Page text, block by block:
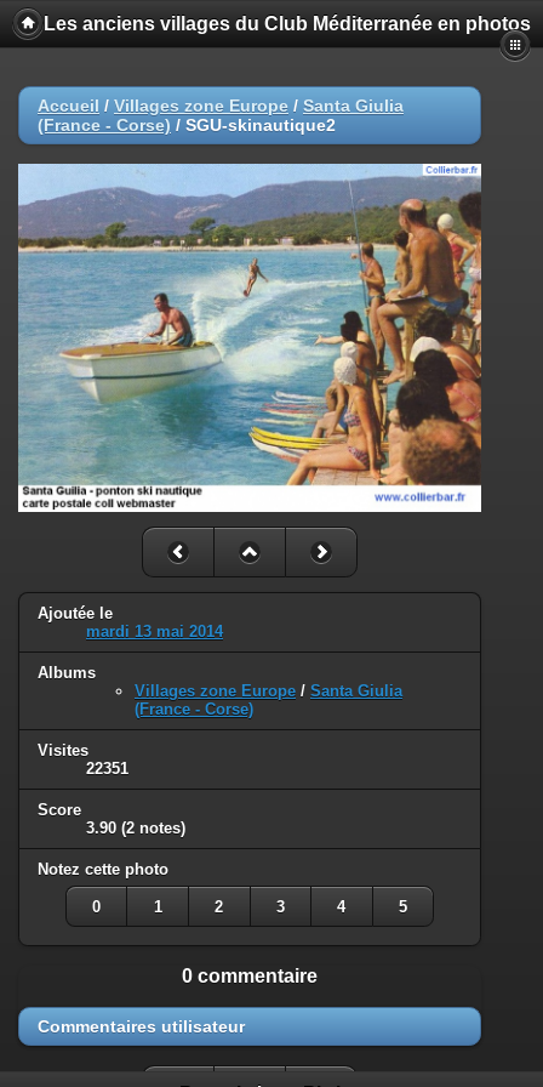
Les anciens villages du Club Méditerranée en photos
Accueil / Villages zone Europe / Santa Giulia
(France - Corse) / SGU-skinautique2
Ajoutée le
mardi 13 mai 2014
Albums
Villages zone Europe / Santa Giulia
(France - Corse)
Visites
22351
Score
3.90 (2 notes)
Notez cette photo
0 1 2 3 4 5
0 commentaire
Commentaires utilisateur